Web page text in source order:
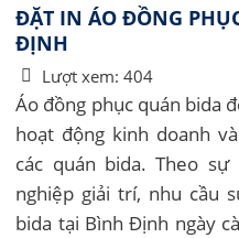
ĐẶT IN ÁO ĐỒNG
ĐỊNH
Lượt xem: 404
Áo đồng phục quán bida
hoạt động kinh doanh
các quán bida. Theo
nghiệp giải trí, nhu cầu
bida tại Bình Định ngày